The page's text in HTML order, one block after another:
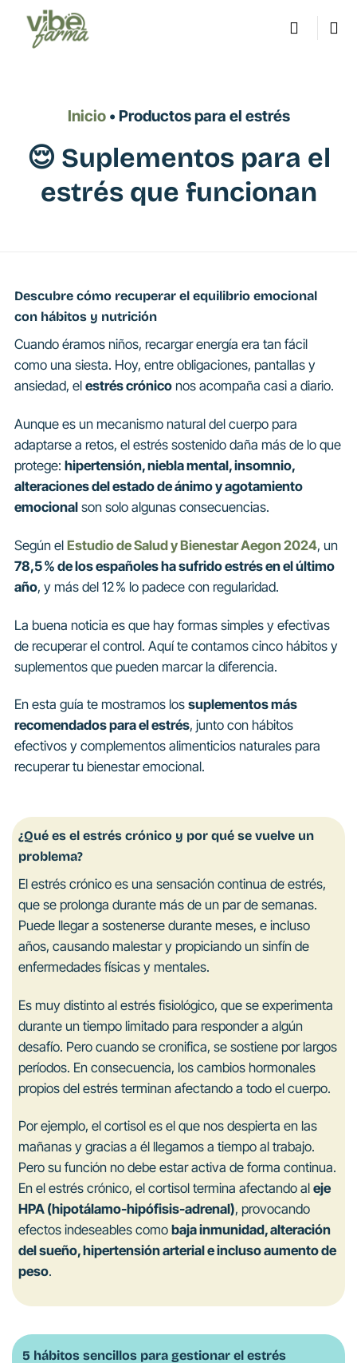
contenido
Inicio• Productos para el estrés
😌 Suplementos para el
estrés que funcionan
Descubre cómo recuperar el equilibrio emocional
con hábitos y nutrición
Cuando éramos niños, recargar energía era tan fácil
como una siesta. Hoy, entre obligaciones, pantallas y
ansiedad, elestrés crónico nos acompaña casi a diario.
Aunque es un mecanismo natural del cuerpo para
adaptarse a retos, el estrés sostenido daña más de lo que
protege:hipertensión, niebla mental, insomnio,
alteraciones del estado de ánimo y agotamiento
emocional son solo algunas consecuencias.
Según elEstudio de Salud y Bienestar Aegon 2024, un
78,5 % de los españoles ha sufrido estrés en el último
año, y más del 12 % lo padece con regularidad.
La buena noticia es que hay formas simples y efectivas
de recuperar el control. Aquí te contamos cinco hábitos y
suplementos que pueden marcar la diferencia.
En esta guía te mostramos lossuplementos más
recomendados para el estrés, junto con hábitos
efectivos y complementos alimenticios naturales para
recuperar tu bienestar emocional.
¿Qué es el estrés crónico y por qué se vuelve un
problema?
El estrés crónico es una sensación continua de estrés,
que se prolonga durante más de un par de semanas.
Puede llegar a sostenerse durante meses, e incluso
años, causando malestar y propiciando un sinfín de
enfermedades físicas y mentales.
Es muy distinto al estrés fisiológico, que se experimenta
durante un tiempo limitado para responder a algún
desafío. Pero cuando se cronifica, se sostiene por largos
períodos. En consecuencia, los cambios hormonales
propios del estrés terminan afectando a todo el cuerpo.
Por ejemplo, el cortisol es el que nos despierta en las
mañanas y gracias a él llegamos a tiempo al trabajo.
Pero su función no debe estar activa de forma continua.
En el estrés crónico, el cortisol termina afectando aleje
HPA (hipotálamo-hipófisis-adrenal), provocando
efectos indeseables comobaja inmunidad, alteración
del sueño, hipertensión arterial e incluso aumento de
peso.
5 hábitos sencillos para gestionar el estrés